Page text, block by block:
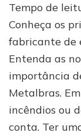
Tempo de
Conheça os
fabricante de
Entenda as
importância
Metalbras.
incêndios ou
conta. Ter